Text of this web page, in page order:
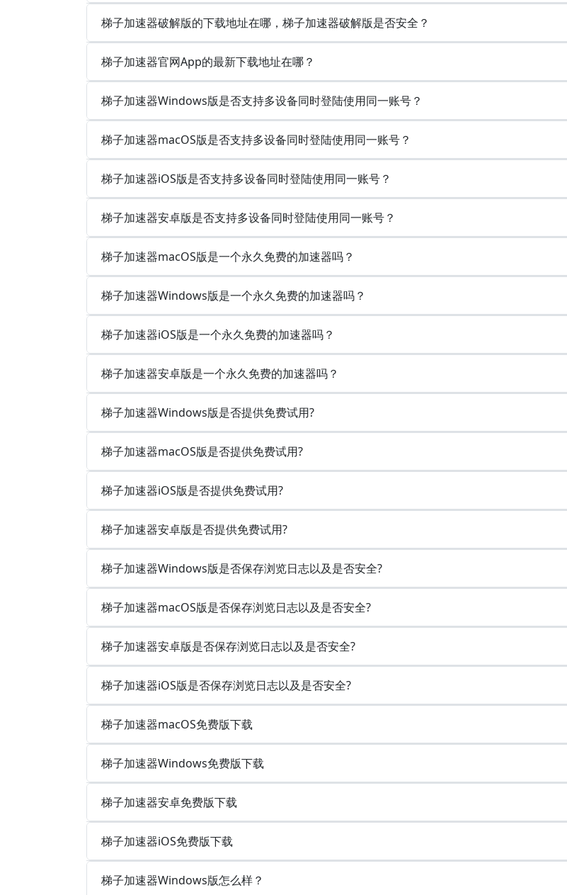
梯子加速器破解版的下载地址在哪，梯子加速器破解版是否安全？
梯子加速器官网App的最新下载地址在哪？
梯子加速器Windows版是否支持多设备同时登陆使用同一账号？
梯子加速器macOS版是否支持多设备同时登陆使用同一账号？
梯子加速器iOS版是否支持多设备同时登陆使用同一账号？
梯子加速器安卓版是否支持多设备同时登陆使用同一账号？
梯子加速器macOS版是一个永久免费的加速器吗？
梯子加速器Windows版是一个永久免费的加速器吗？
梯子加速器iOS版是一个永久免费的加速器吗？
梯子加速器安卓版是一个永久免费的加速器吗？
梯子加速器Windows版是否提供免费试用?
梯子加速器macOS版是否提供免费试用?
梯子加速器iOS版是否提供免费试用?
梯子加速器安卓版是否提供免费试用?
梯子加速器Windows版是否保存浏览日志以及是否安全?
梯子加速器macOS版是否保存浏览日志以及是否安全?
梯子加速器安卓版是否保存浏览日志以及是否安全?
梯子加速器iOS版是否保存浏览日志以及是否安全?
梯子加速器macOS免费版下载
梯子加速器Windows免费版下载
梯子加速器安卓免费版下载
梯子加速器iOS免费版下载
梯子加速器Windows版怎么样？